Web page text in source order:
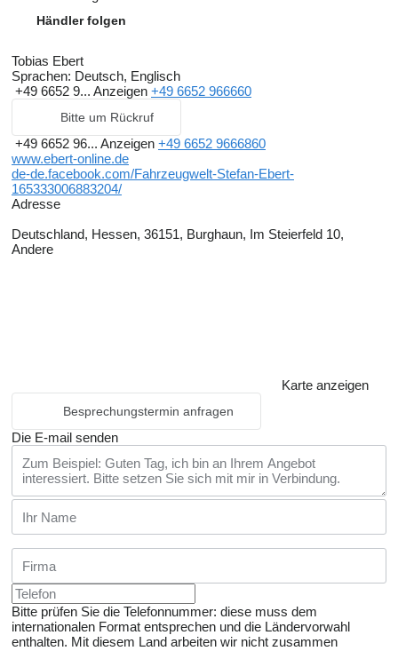
Händler folgen
Tobias Ebert
Sprachen: Deutsch, Englisch
+49 6652 9... Anzeigen +49 6652 966660
Bitte um Rückruf
+49 6652 96... Anzeigen +49 6652 9666860
www.ebert-online.de
de-de.facebook.com/Fahrzeugwelt-Stefan-Ebert-
165333006883204/
Adresse
Deutschland, Hessen, 36151, Burghaun, Im Steierfeld 10,
Andere
Karte anzeigen
Besprechungstermin anfragen
Die E-mail senden
Bitte prüfen Sie die Telefonnummer: diese muss dem
internationalen Format entsprechen und die Ländervorwahl
enthalten. Mit diesem Land arbeiten wir nicht zusammen